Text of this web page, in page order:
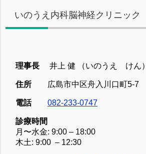
いのうえ内科脳神経クリニック
理事長 井上 健 （いのうえ けん）
住所 広島市中区舟入川口町5-7
電話 082-233-0747
診療時間
月〜水金: 9:00 – 18:00
木土: 9:00 – 12:30